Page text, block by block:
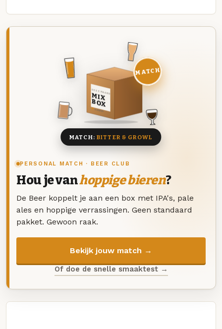
PERSONAL MATCH · BEER CLUB
Hou je vanhoppige bieren?
De Beer koppelt je aan een box met IPA's, pale
ales en hoppige verrassingen. Geen standaard
pakket. Gewoon raak.
Bekijk jouw match →
Of doe de snelle smaaktest →
DEZE MAAND
MIX
BOX
8 BIEREN
MATCH
MATCH: BITTER & GROWL